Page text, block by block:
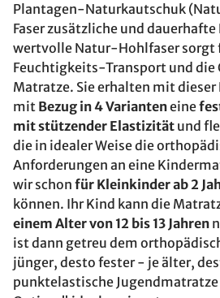
Plantagen-Naturkautschuk
Faser zusätzliche und
wertvolle Natur-Hohlfaser sorgt
Feuchtigkeits-Transport und
Matratze. Sie erhalten mit
mit Bezug in 4 Varianteneine
mit stützender Elastizität und
die in idealer Weise die
Anforderungen an eine
wir schon für Kleinkinder ab 2
können. Ihr Kind kann die
einem Alter von 12 bis 13 Jahren
ist dann getreu dem
jünger, desto fester - je älter,
punktelastische